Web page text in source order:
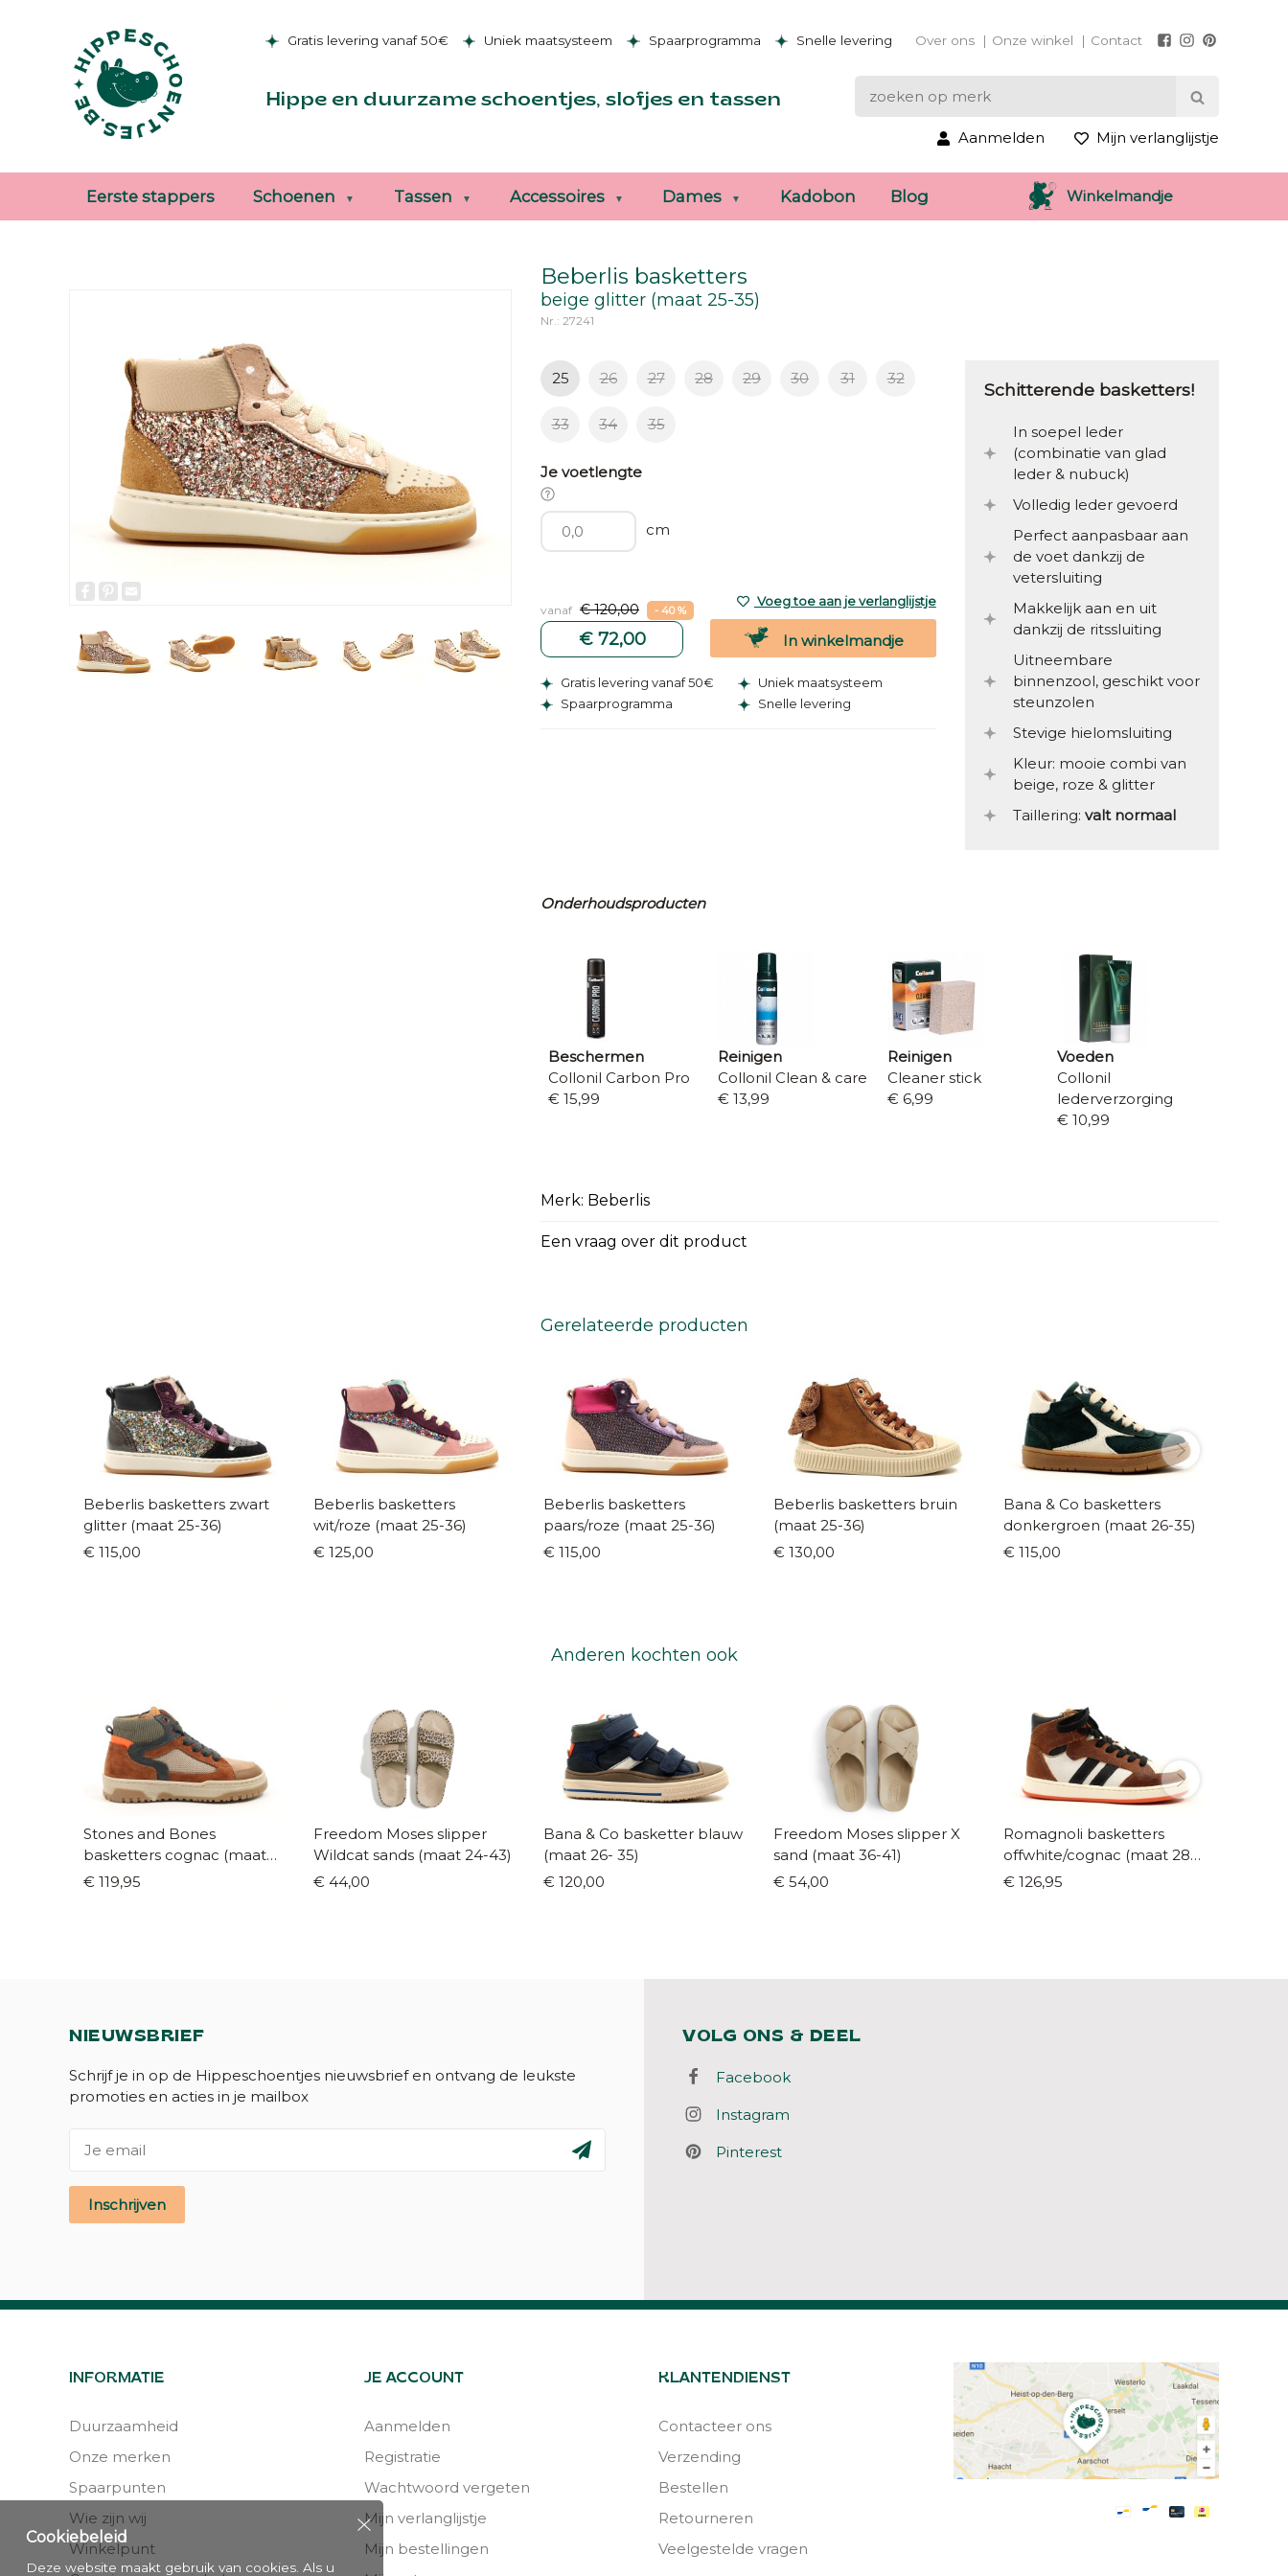
Gratis levering vanaf 50€ Uniek maatsysteem Spaarprogramma Snelle levering Over ons Onze winkel Contact
Hippe en duurzame schoentjes, slofjes en tassen
Aanmelden Mijn verlanglijstje
Eerste stappers Schoenen Tassen Accessoires Dames Kadobon Blog Winkelmandje
Beberlis basketters
Facebook
Pinterest
beige glitter (maat 25-35)
Nr.: 27241
25 26 27 28 29 30 31 32
33 34 35
Je voetlengte
cm
vanaf € 120,00 - 40 %
€ 72,00
Voeg toe aan je verlanglijstje
In winkelmandje
Gratis levering vanaf 50€
Uniek maatsysteem
Spaarprogramma
Snelle levering
Schitterende basketters!
In soepel leder
(combinatie van glad
leder & nubuck)
Volledig leder gevoerd
Perfect aanpasbaar aan
de voet dankzij de
vetersluiting
Makkelijk aan en uit
dankzij de ritssluiting
Uitneembare
binnenzool, geschikt voor
steunzolen
Stevige hielomsluiting
Kleur: mooie combi van
beige, roze & glitter
Taillering: valt normaal
Onderhoudsproducten
Beschermen
Collonil Carbon Pro
€ 15,99
Reinigen
Collonil Clean & care
€ 13,99
Reinigen
Cleaner stick
€ 6,99
Voeden
Collonil
lederverzorging
€ 10,99
Merk: Beberlis
Een vraag over dit product
Gerelateerde producten
Beberlis basketters zwart
glitter (maat 25-36)
€ 115,00
Beberlis basketters
wit/roze (maat 25-36)
€ 125,00
Beberlis basketters
paars/roze (maat 25-36)
€ 115,00
Beberlis basketters bruin
(maat 25-36)
€ 130,00
Bana & Co basketters
donkergroen (maat 26-35)
€ 115,00
Anderen kochten ook
Stones and Bones
basketters cognac (maat
26-35)
€ 119,95
Freedom Moses slipper
Wildcat sands (maat 24-43)
€ 44,00
Bana & Co basketter blauw
(maat 26- 35)
€ 120,00
Freedom Moses slipper X
sand (maat 36-41)
€ 54,00
Romagnoli basketters
offwhite/cognac (maat 28-
40)
€ 126,95
NIEUWSBRIEF
Schrijf je in op de Hippeschoentjes nieuwsbrief en ontvang de leukste
promoties en acties in je mailbox
Inschrijven
VOLG ONS & DEEL
Facebook
Instagram
Pinterest
INFORMATIE
Duurzaamheid
Onze merken
Spaarpunten
Wie zijn wij
Winkelpunt
JE ACCOUNT
Aanmelden
Registratie
Wachtwoord vergeten
Mijn verlanglijstje
Mijn bestellingen
KLANTENDIENST
Contacteer ons
Verzending
Bestellen
Retourneren
Veelgestelde vragen
Cookiebeleid
Deze website maakt gebruik van cookies. Als u